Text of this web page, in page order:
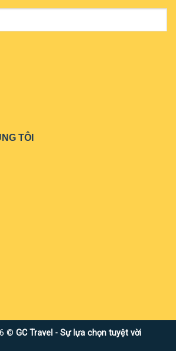
TÔI
© GC Travel - Sự lựa chọn tuyệt vời